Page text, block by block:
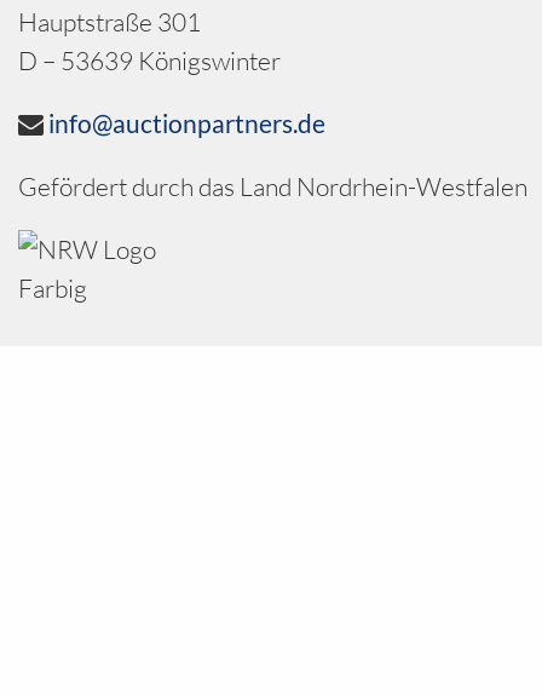
Hauptstraße 301
D – 53639 Königswinter
info@auctionpartners.de
Gefördert durch das Land Nordrhein-Westfalen